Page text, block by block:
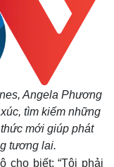
trường
vàng
dùng
giá
khoán
Angela Phương
tìm kiếm những
mới giúp phát
tương lai.
cho biết: “Tôi phải